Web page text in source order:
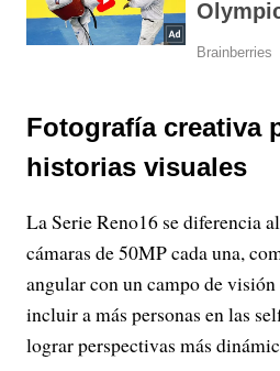
Fotografía creativa
historias visuales
La Serie Reno16 se diferencia
cámaras de 50MP cada una,
angular con un campo de
incluir a más personas en las
lograr perspectivas más